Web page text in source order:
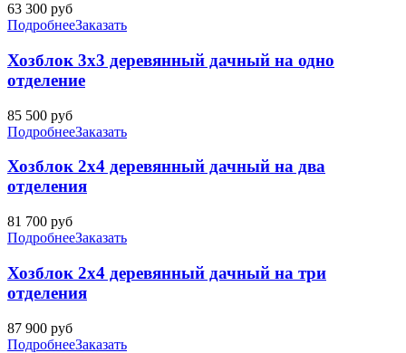
63 300 руб
ПодробнееЗаказать
Хозблок 3х3 деревянный дачный на одно
отделение
85 500 руб
ПодробнееЗаказать
Хозблок 2х4 деревянный дачный на два
отделения
81 700 руб
ПодробнееЗаказать
Хозблок 2х4 деревянный дачный на три
отделения
87 900 руб
ПодробнееЗаказать